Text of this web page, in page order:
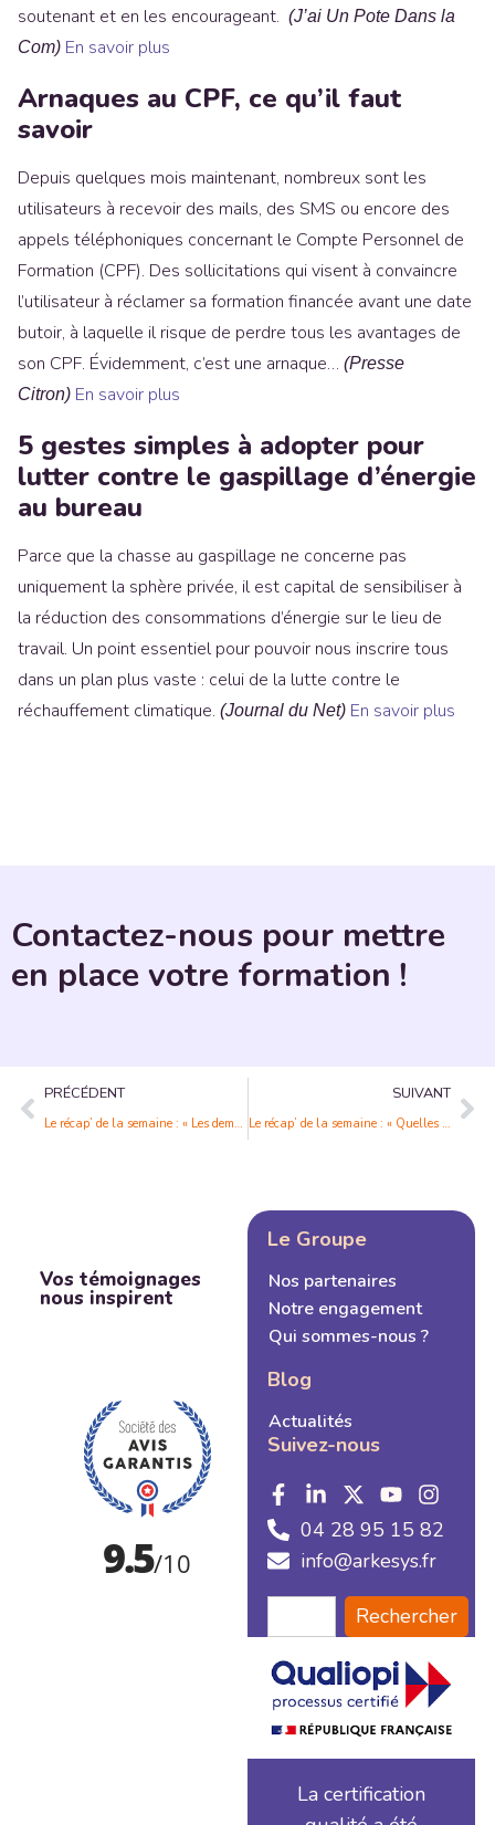
soutenant et en les encourageant. (J’ai Un Pote Dans la
Com) En savoir plus
Arnaques au CPF, ce qu’il faut
savoir
Depuis quelques mois maintenant, nombreux sont les
utilisateurs à recevoir des mails, des SMS ou encore des
appels téléphoniques concernant le Compte Personnel de
Formation (CPF). Des sollicitations qui visent à convaincre
l’utilisateur à réclamer sa formation financée avant une date
butoir, à laquelle il risque de perdre tous les avantages de
son CPF. Évidemment, c’est une arnaque… (Presse
Citron) En savoir plus
5 gestes simples à adopter pour
lutter contre le gaspillage d’énergie
au bureau
Parce que la chasse au gaspillage ne concerne pas
uniquement la sphère privée, il est capital de sensibiliser à
la réduction des consommations d’énergie sur le lieu de
travail. Un point essentiel pour pouvoir nous inscrire tous
dans un plan plus vaste : celui de la lutte contre le
réchauffement climatique. (Journal du Net) En savoir plus
Contactez-nous pour mettre
en place votre formation !
PRÉCÉDENT
Le récap’ de la semaine : « Les demandeurs d’emploi les moins formés peinent encore à accéder à la formation »
SUIVANT
Le récap’ de la semaine : « Quelles sont les modalités d’abondement du CPF en 2022 »
Vos témoignages
nous inspirent
Le Groupe
Nos partenaires
Notre engagement
Qui sommes-nous ?
Blog
Actualités
Suivez-nous
04 28 95 15 82
info@arkesys.fr
Rechercher
La certification